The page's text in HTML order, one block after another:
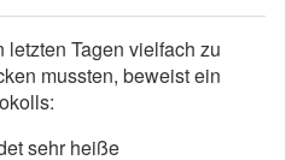
Tagen vielfach zu
mussten, beweist ein
sehr heiße